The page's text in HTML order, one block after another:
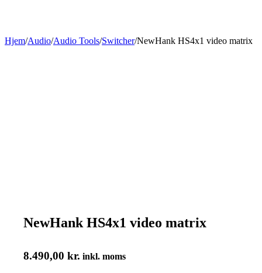
Hjem/Audio/Audio Tools/Switcher/NewHank HS4x1 video matrix
NewHank HS4x1 video matrix
8.490,00 kr. inkl. moms